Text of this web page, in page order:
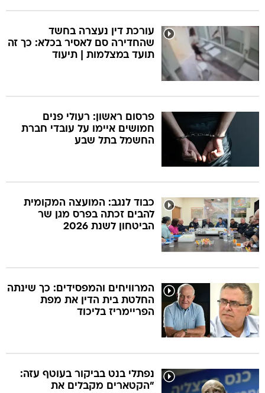
עורכת דין נעצרה בחשד
שהחדירה סם לאסיר בכלא: כך זה
תועד במצלמות | תיעוד
פרסום ראשון: רעולי פנים
חמושים איימו על עובדי חברת
החשמל בתל שבע
כבוד לנגב: המועצה המקומית
להבים זכתה בפרס מגן שר
הביטחון לשנת 2026
המרוויחים והמפסידים: כך שינתה
החלטת בית הדין את מפת
הפריימריז בליכוד
נפתלי בנט בביקור בעוטף עזה:
"הקטארים מקבלים את